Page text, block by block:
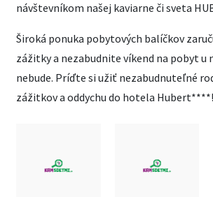
návštevníkom našej kaviarne či sveta
Široká ponuka pobytových balíčkov
zážitky a nezabudnite víkend na pobyt u
nebude. Príďte si užiť nezabudnuteľné
zážitkov a oddychu do hotela Hubert****!